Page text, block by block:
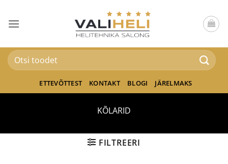
content
Otsi:
ETTEVÕTTEST KONTAKT BLOGI JÄRELMAKS
KÕLARID
FILTREERI